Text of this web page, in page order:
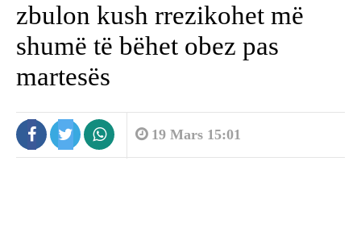
zbulon kush rrezikohet më
shumë të bëhet obez pas
martesës
19 Mars 15:01